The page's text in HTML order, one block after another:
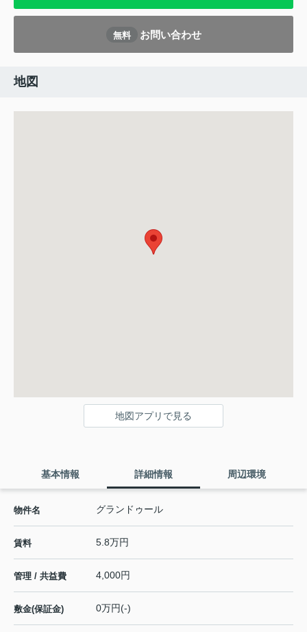
無料 お問い合わせ
地図
地図アプリで見る
基本情報 詳細情報 周辺環境
物件名 グランドゥール
賃料 5.8万円
管理 / 共益費 4,000円
敷金(保証金) 0万円(-)